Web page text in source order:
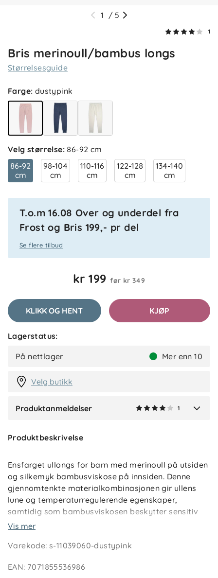
1 / 5
1
Bris merinoull/bambus longs
Størrelsesguide
Farge: dustypink
Velg størrelse: 86-92 cm
86-92
cm
98-104
cm
110-116
cm
122-128
cm
134-140
cm
T.o.m 16.08 Over og underdel fra
Frost og Bris 199,- pr del
Se flere tilbud
kr 199 før kr 349
KLIKK OG HENT KJØP
Lagerstatus:
På nettlager Mer enn 10
Velg butikk
Produktanmeldelser 1
4.0
Anmeldelser (1)
N
Produktbeskrivelse
Ensfarget ullongs for barn med merinoull på utsiden
og silkemyk bambusviskose på innsiden. Denne
gjennomtenkte materialkombinasjonen gir ullens
lune og temperaturregulerende egenskaper,
samtidig som bambusviskosen beskytter sensitiv
og tørr hud mot irritasjon. Et ideelt innerplagg for
og alle detaljer som vender inn mot kroppen er
Vis mer
Varekode:s-11039060-dustypink
EAN: 7071855536986